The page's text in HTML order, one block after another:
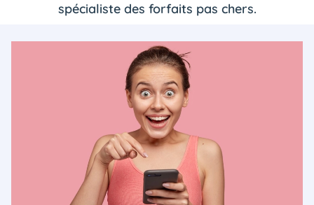
spécialiste des forfaits pas chers.